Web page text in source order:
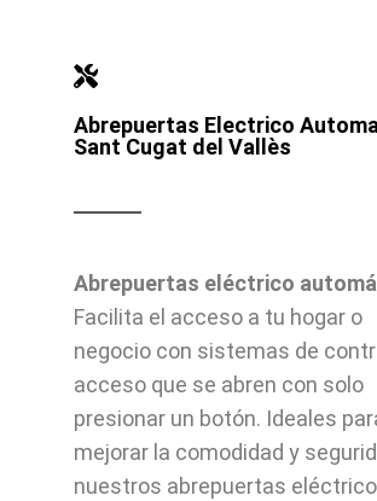
Abrepuertas Electrico
Sant Cugat del Vallès
Abrepuertas eléctrico
Facilita el acceso a tu hogar o
negocio con sistemas de
acceso que se abren con solo
presionar un botón. Ideales
mejorar la comodidad y
nuestros abrepuertas